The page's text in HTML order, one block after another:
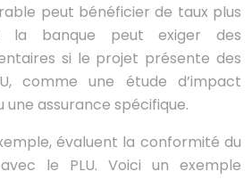
peut bénéficier de taux plus
la banque peut exiger des
si le projet présente des
comme une étude d’impact
assurance spécifique.
évaluent la conformité du
le PLU. Voici un exemple